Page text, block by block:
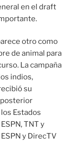
en el draft
otro como
de animal para
La campaña
indios,
su
Estados
TNT y
y DirecTV